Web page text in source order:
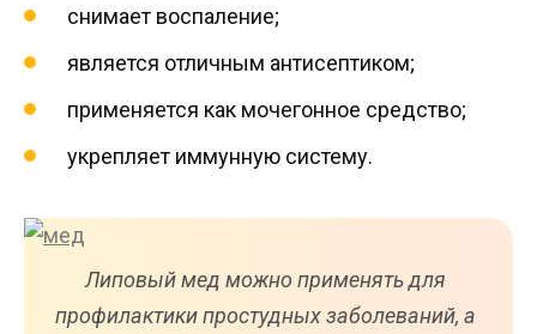
снимает воспаление;
является отличным антисептиком;
применяется как мочегонное средство;
укрепляет иммунную систему.
Липовый мед можно применять для
профилактики простудных заболеваний, а